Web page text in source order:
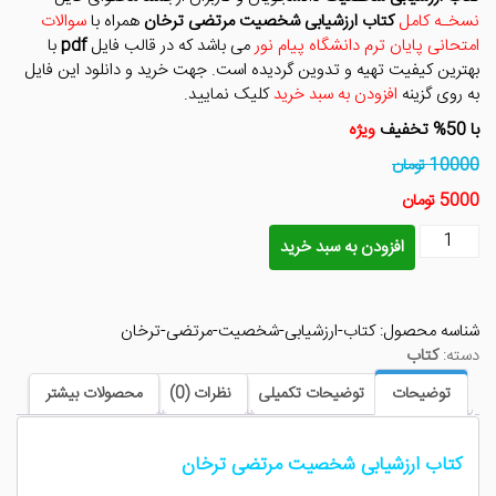
بود. است.
نسخـه کامل کتاب ارزشیابی شخصیت مرتضی ترخان همراه باسوالات
امتحانی پایان ترم دانشگاه پیام نورمی باشد که در قالب فایلpdfبا
بهترین کیفیت تهیه و تدوین گردیده است. جهت خرید و دانلود این فایل
به روی گزینه افزودن به سبد خریدکلیک نمایید.
با 50% تخفیف
ویژه
10000 تومان
5000 تومان
کتاب
ترخان
عدد
افزودن به سبد خرید
شناسه محصول:کتاب-ارزشیابی-شخصیت-مرتضی-ترخان
دسته:کتاب
توضیحات توضیحات تکمیلی نظرات (0) محصولات بیشتر
کتاب ارزشیابی شخصیت مرتضی ترخان